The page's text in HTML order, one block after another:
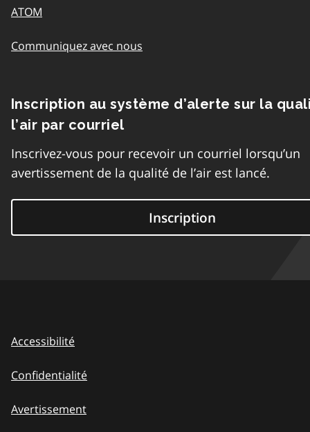
ATOM
Communiquez avec nous
Inscription au système d’alerte sur la
l’air par courriel
Inscrivez-vous pour recevoir un courriel lorsqu’un
avertissement de la qualité de l’air est lancé.
Inscription
Accessibilité
Confidentialité
Avertissement